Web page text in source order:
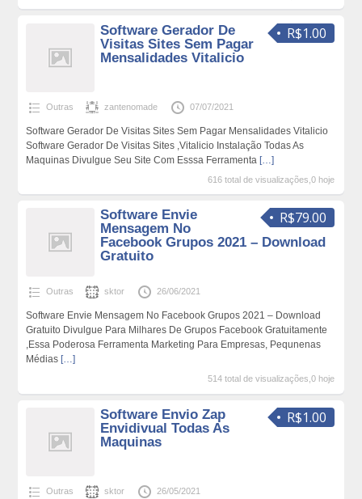
R$1.00
Software Gerador De
Visitas Sites Sem Pagar
Mensalidades Vitalicio
Outras zantenomade 07/07/2021
Software Gerador De Visitas Sites Sem Pagar Mensalidades Vitalicio
Software Gerador De Visitas Sites ,Vitalicio Instalação Todas As
Maquinas Divulgue Seu Site Com Esssa Ferramenta […]
616 total de visualizações,0 hoje
R$79.00
Software Envie
Mensagem No
Facebook Grupos 2021 – Download
Gratuito
Outras sktor 26/06/2021
Software Envie Mensagem No Facebook Grupos 2021 – Download
Gratuito Divulgue Para Milhares De Grupos Facebook Gratuitamente
,Essa Poderosa Ferramenta Marketing Para Empresas, Pequnenas
Médias […]
514 total de visualizações,0 hoje
R$1.00
Software Envio Zap
Envidivual Todas As
Maquinas
Outras sktor 26/05/2021